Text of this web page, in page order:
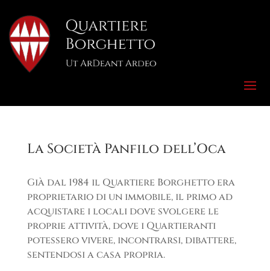
La Società Panfilo dell’Oca
Già dal 1984 il Quartiere Borghetto era
proprietario di un immobile, il primo ad
acquistare i locali dove svolgere le
proprie attività, dove i Quartieranti
potessero vivere, incontrarsi, dibattere,
sentendosi a casa propria.